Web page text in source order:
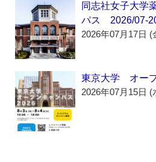
同志社女子大学
パス 2026/07-
2026年07月17日 (
東京大学 オー
2026年07月15日 (